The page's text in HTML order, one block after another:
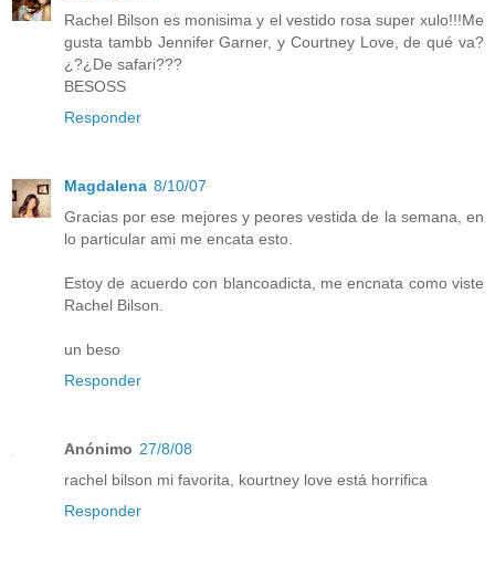
Rachel Bilson es monisima y el vestido rosa super xulo!!!Me
gusta tambb Jennifer Garner, y Courtney Love, de qué va?
¿?¿De safari???
BESOSS
Responder
Magdalena 8/10/07
Gracias por ese mejores y peores vestida de la semana, en
lo particular ami me encata esto.
Estoy de acuerdo con blancoadicta, me encnata como viste
Rachel Bilson.
un beso
Responder
Anónimo 27/8/08
rachel bilson mi favorita, kourtney love está horrifica
Responder